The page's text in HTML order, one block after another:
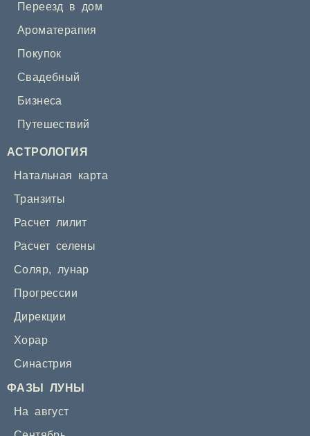
Переезд в дом
Ароматерапия
Покупок
Свадебный
Бизнеса
Путешествий
АСТРОЛОГИЯ
Натальная карта
Транзиты
Расчет лилит
Расчет селены
Соляр, лунар
Прогрессии
Дирекции
Хорар
Синастрия
ФАЗЫ ЛУНЫ
На август